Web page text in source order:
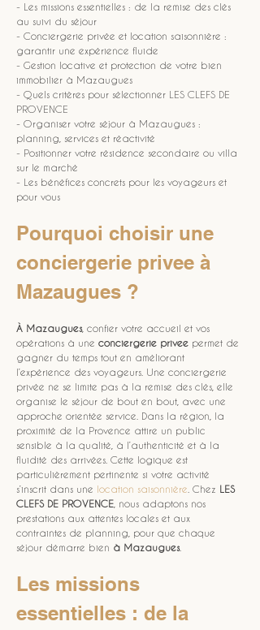
- Les missions essentielles : de la remise des clés
au suivi du séjour
- Conciergerie privée et location saisonnière :
garantir une expérience fluide
- Gestion locative et protection de votre bien
immobilier à Mazaugues
- Quels critères pour sélectionner LES CLEFS DE
PROVENCE
- Organiser votre séjour à Mazaugues :
planning, services et réactivité
- Positionner votre résidence secondaire ou villa
sur le marché
- Les bénéfices concrets pour les voyageurs et
pour vous
Pourquoi choisir une
conciergerie privee à
Mazaugues ?
À Mazaugues, confier votre accueil et vos
opérations à une conciergerie privee permet de
gagner du temps tout en améliorant
l’expérience des voyageurs. Une conciergerie
privée ne se limite pas à la remise des clés, elle
organise le séjour de bout en bout, avec une
approche orientée service. Dans la région, la
proximité de la Provence attire un public
sensible à la qualité, à l’authenticité et à la
fluidité des arrivées. Cette logique est
particulièrement pertinente si votre activité
s’inscrit dans une location saisonnière . Chez LES
CLEFS DE PROVENCE , nous adaptons nos
prestations aux attentes locales et aux
contraintes de planning, pour que chaque
séjour démarre bien à Mazaugues.
Les missions
essentielles : de la